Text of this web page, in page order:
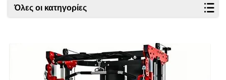
Όλες οι κατηγορίες